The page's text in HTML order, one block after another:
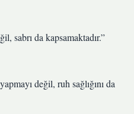
sabrı da kapsamaktadır.”
değil, ruh sağlığını da